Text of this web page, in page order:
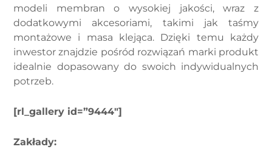
modeli membran o wysokiej jakości, wraz z
dodatkowymi akcesoriami, takimi jak taśmy
montażowe i masa klejąca. Dzięki temu każdy
inwestor znajdzie pośród rozwiązań marki produkt
idealnie dopasowany do swoich indywidualnych
potrzeb.
[rl_gallery id=”9444″]
Zakłady: